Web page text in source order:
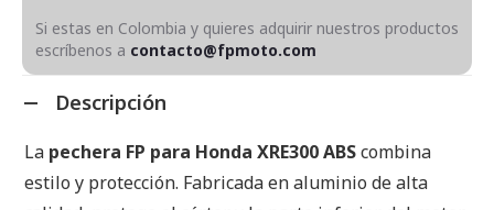
Si estas en Colombia y quieres adquirir nuestros productos
escríbenos a contacto@fpmoto.com
Descripción
La pechera FP para Honda XRE300 ABScombina
estilo y protección. Fabricada en aluminio de alta